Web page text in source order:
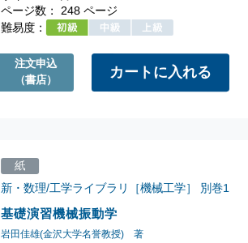
ページ数： 248 ページ
難易度：
注文申込
（書店）
基礎演習機械振動学
新・数理/工学ライブラリ［機械工学］ 別巻1
岩田佳雄(金沢大学名誉教授) 著
紙